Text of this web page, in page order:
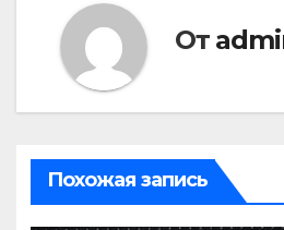
От
Похожая запись